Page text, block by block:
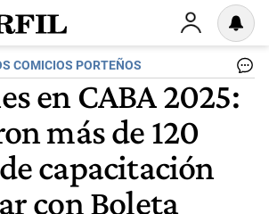
COMICIOS PORTEÑOS
en CABA 2025:
más de 120
capacitación
con Boleta